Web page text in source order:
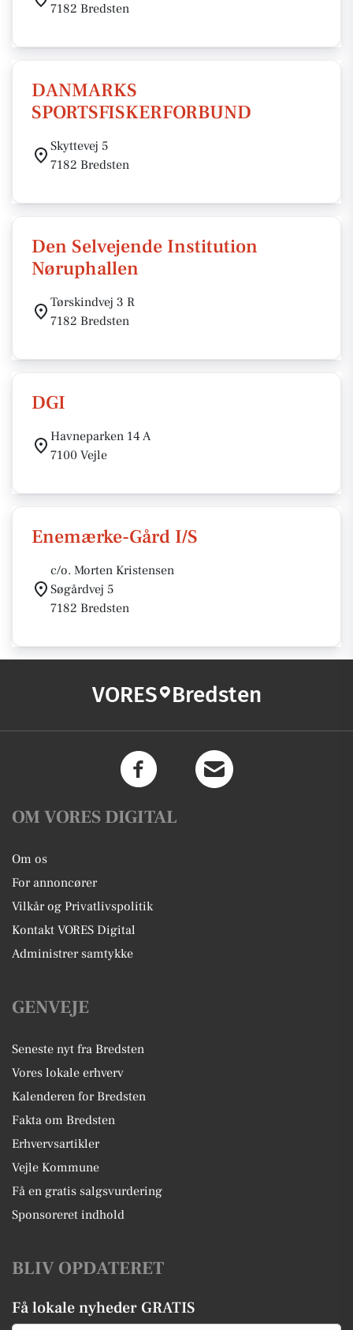
7182 Bredsten
DANMARKS
SPORTSFISKERFORBUND
Skyttevej 5
7182 Bredsten
Den Selvejende Institution
Nøruphallen
Tørskindvej 3 R
7182 Bredsten
DGI
Havneparken 14 A
7100 Vejle
Enemærke-Gård I/S
c/o. Morten Kristensen
Søgårdvej 5
7182 Bredsten
VORES Bredsten
OM VORES DIGITAL
Om os
For annoncører
Vilkår og Privatlivspolitik
Kontakt VORES Digital
Administrer samtykke
GENVEJE
Seneste nyt fra Bredsten
Vores lokale erhverv
Kalenderen for Bredsten
Fakta om Bredsten
Erhvervsartikler
Vejle Kommune
Få en gratis salgsvurdering
Sponsoreret indhold
BLIV OPDATERET
Få lokale nyheder GRATIS